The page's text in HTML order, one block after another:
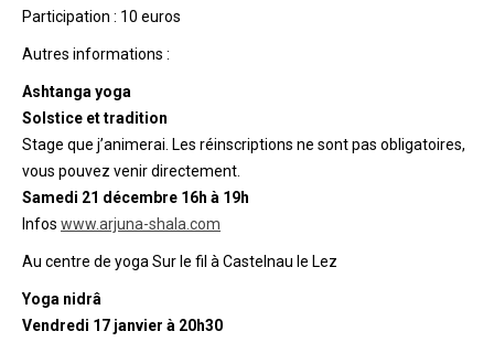
Participation : 10 euros
Autres informations :
Ashtanga yoga
Solstice et tradition
Stage que j’animerai. Les réinscriptions ne sont pas obligatoires,
vous pouvez venir directement.
Samedi 21 décembre 16h à 19h
Infos www.arjuna-shala.com
Au centre de yoga Sur le fil à Castelnau le Lez
Yoga nidrâ
Vendredi 17 janvier à 20h30